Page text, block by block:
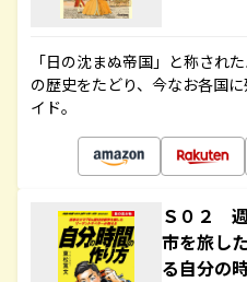
「日の沈まぬ帝国」と称され
の歴史をたどり、今なお各国
イド。
Ｓ０２
市を旅し
る自分の